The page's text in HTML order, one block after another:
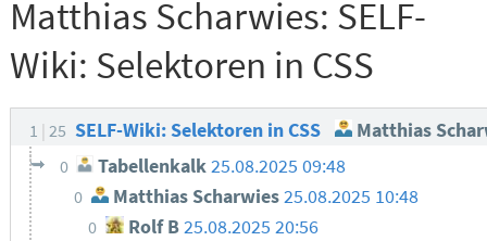
Matthias Scharwies: SELF-
Wiki: Selektoren in CSS
1 25 SELF-Wiki: Selektoren in CSS Matthias
0 Tabellenkalk25.08.2025 09:48
0 Matthias Scharwies 25.08.2025 10:48
0 Rolf B 25.08.2025 20:56